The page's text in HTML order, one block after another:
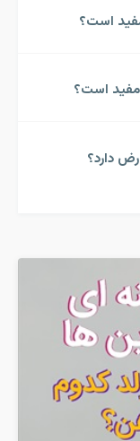
است؟
مفید است؟
دارد؟